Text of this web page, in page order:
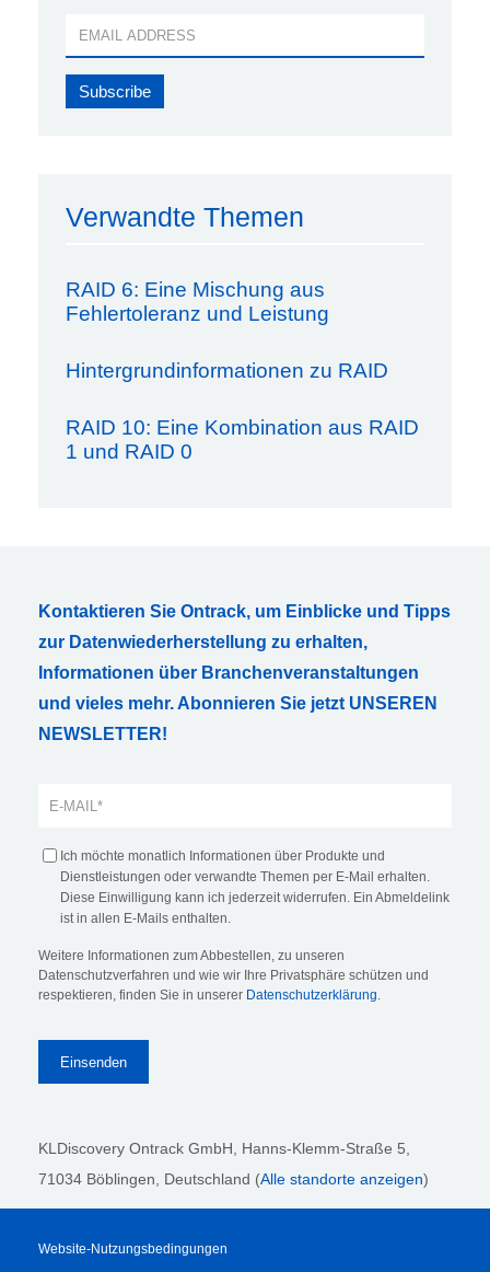
Verwandte Themen
RAID 6: Eine Mischung aus
Fehlertoleranz und Leistung
Hintergrundinformationen zu RAID
RAID 10: Eine Kombination aus RAID
1 und RAID 0
Kontaktieren Sie Ontrack, um Einblicke und Tipps
zur Datenwiederherstellung zu erhalten,
Informationen über Branchenveranstaltungen
und vieles mehr. Abonnieren Sie jetzt UNSEREN
NEWSLETTER!
Ich möchte monatlich Informationen über Produkte und
Dienstleistungen oder verwandte Themen per E-Mail erhalten.
Diese Einwilligung kann ich jederzeit widerrufen. Ein Abmeldelink
ist in allen E-Mails enthalten.
Weitere Informationen zum Abbestellen, zu unseren
Datenschutzverfahren und wie wir Ihre Privatsphäre schützen und
respektieren, finden Sie in unserer Datenschutzerklärung.
KLDiscovery Ontrack GmbH, Hanns-Klemm-Straße 5
71034 Böblingen , Deutschland (Alle standorte anzeigen)
Website-Nutzungsbedingungen